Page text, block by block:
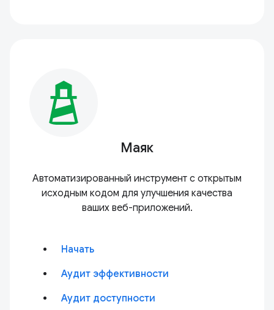
Маяк
Автоматизированный инструмент с открытым
исходным кодом для улучшения качества
ваших веб-приложений.
Начать
Аудит эффективности
Аудит доступности